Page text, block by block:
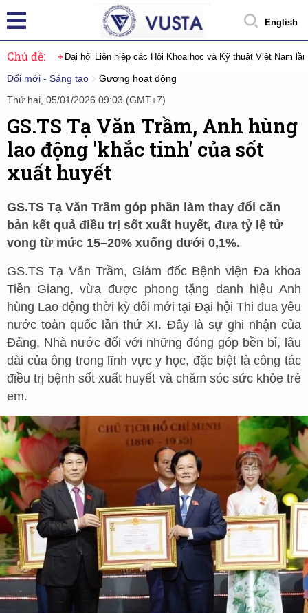
English
Chủ đề: Đại hội Liên hiệp các Hội Khoa học và Kỹ thuật Việt Nam
Đổi mới - Sáng tạo
Gương hoạt động
Thứ hai, 05/01/2026 09:03 (GMT+7)
GS.TS Tạ Văn Trầm, Anh hùng
lao động 'khắc tinh' của sốt
xuất huyết
GS.TS Tạ Văn Trầm góp phần làm thay đổi căn
bản kết quả điều trị sốt xuất huyết, đưa tỷ lệ tử
vong từ mức 15–20% xuống dưới 0,1%.
GS.TS Tạ Văn Trầm, Giám đốc Bệnh viện Đa khoa
Tiền Giang, vừa được phong tặng danh hiệu Anh
hùng Lao động thời kỳ đổi mới tại Đại hội Thi đua yêu
nước toàn quốc lần thứ XI. Đây là sự ghi nhận của
Đảng, Nhà nước đối với những đóng góp bền bỉ, lâu
dài của ông trong lĩnh vực y học, đặc biệt là công tác
điều trị bệnh sốt xuất huyết và chăm sóc sức khỏe trẻ
em.